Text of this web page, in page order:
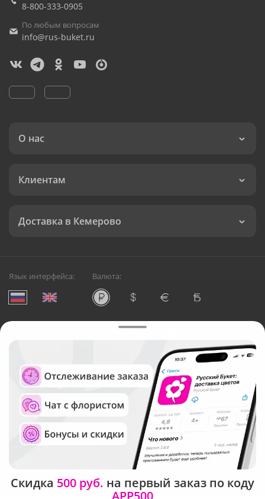
8-800-333-0905
По любым вопросам
info@rus-buket.ru
О нас
Клиентам
Доставка в Кемерово
Язык интерфейса: Валюта:
Служба круглосуточной доставки цветов в Кемерово
Русский Букет, 2026
Общество с ограниченной ответственностью «Технология»
ОГРН: 1195476081745, ИНН: 5410081997
Юридический адрес: г. Новосибирск, ул. Ипподромская,
д.42, оф. 3
Рейтинг Русского букета
Скидка 500 руб. на первый заказ по коду
APP500